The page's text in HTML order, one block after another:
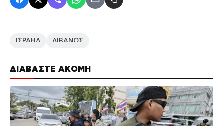
ΔΙΑΒΑΣΤΕ ΑΚΟΜΗ
ΙΣΡΑΗΛ ΛΙΒΑΝΟΣ